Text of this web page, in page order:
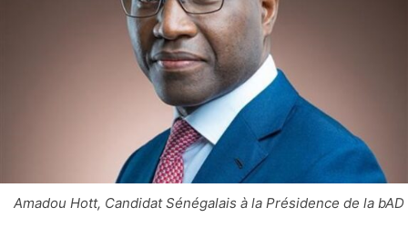
Amadou Hott, Candidat Sénégalais à la Présidence de la bAD